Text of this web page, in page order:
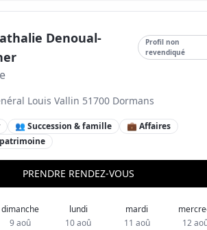
Denoual-
Profil non
revendiqué
Louis Vallin 51700 Dormans
👥 Succession & famille
💼 Affaires
PRENDRE RENDEZ-VOUS
dimanche
9 aoû
lundi
10 aoû
mardi
11 aoû
12